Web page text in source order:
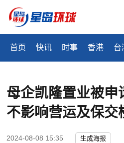
首页 快讯 时事 香港 台
母企凯隆置业被申
不影响营运及保交
2024-08-08 15:35 生成海报